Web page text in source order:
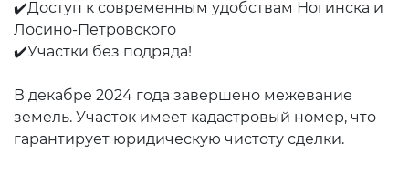
✔️Доступ к современным удобствам Ногинска и
Лосино-Петровского
✔️Участки без подряда!
В декабре 2024 года завершено межевание
земель. Участок имеет кадастровый номер, что
гарантирует юридическую чистоту сделки.